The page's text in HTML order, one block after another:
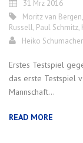
31 Mrz 2016
Moritz van Bergen,
Russell, Paul Schmitz,
Heiko Schumacher
Erstes Testspiel
das erste Testspiel
Mannschaft...
READ MORE